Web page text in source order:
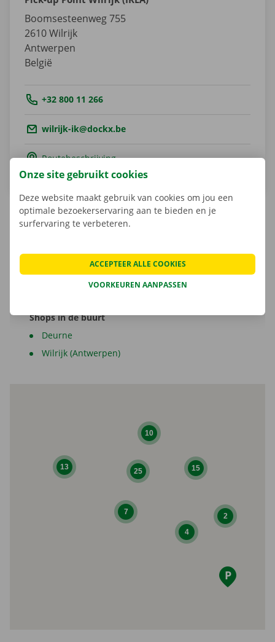
Boomsesteenweg 755
2610Wilrijk
Antwerpen
België
Tel.: +32 800 11 266
Email.:wilrijk-ik@dockx.be
Routebeschrijving
Shop Manager
Shops in de buurt
Deurne
Wilrijk (Antwerpen)
25 15
13
7
10
4
2
Onze site gebruikt cookies
Deze website maakt gebruik van cookies om jou een
optimale bezoekerservaring aan te bieden en je
surfervaring te verbeteren.
VOORKEUREN AANPASSEN
ACCEPTEER ALLE COOKIES